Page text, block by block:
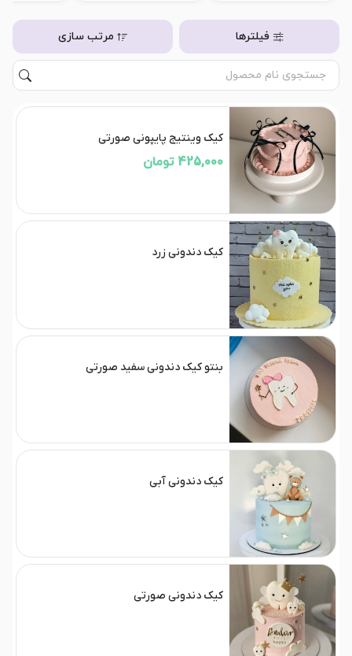
فیلترها مرتب سازی
کیک وینتیج پایپونی صورتی
425,000 تومان
کیک دندونی زرد
بنتو کیک دندونی سفید صورتی
کیک دندونی آبی
کیک دندونی صورتی